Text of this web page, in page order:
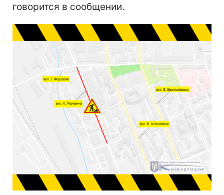
говорится в сообщении.